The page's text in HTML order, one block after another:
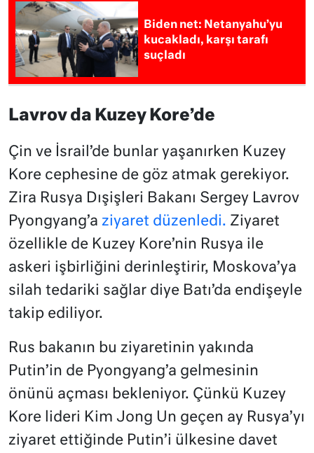
Biden net: Netanyahu’yu
kucakladı, karşı tarafı
suçladı
Lavrov da Kuzey Kore’de
Çin ve İsrail’de bunlar yaşanırken Kuzey
Kore cephesine de göz atmak gerekiyor.
Zira Rusya Dışişleri Bakanı Sergey Lavrov
Pyongyang’a ziyaret düzenledi. Ziyaret
özellikle de Kuzey Kore’nin Rusya ile
askeri işbirliğini derinleştirir, Moskova’ya
silah tedariki sağlar diye Batı’da endişeyle
takip ediliyor.
Rus bakanın bu ziyaretinin yakında
Putin’in de Pyongyang’a gelmesinin
önünü açması bekleniyor. Çünkü Kuzey
Kore lideri Kim Jong Un geçen ay Rusya’yı
ziyaret ettiğinde Putin’i ülkesine davet